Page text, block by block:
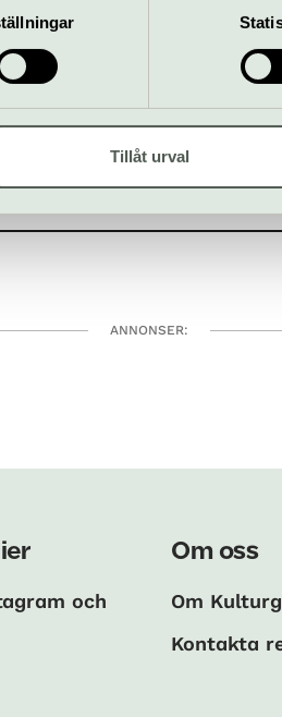
Tillåt urval
ANNONSER:
och
Om oss
Om
Kontakta